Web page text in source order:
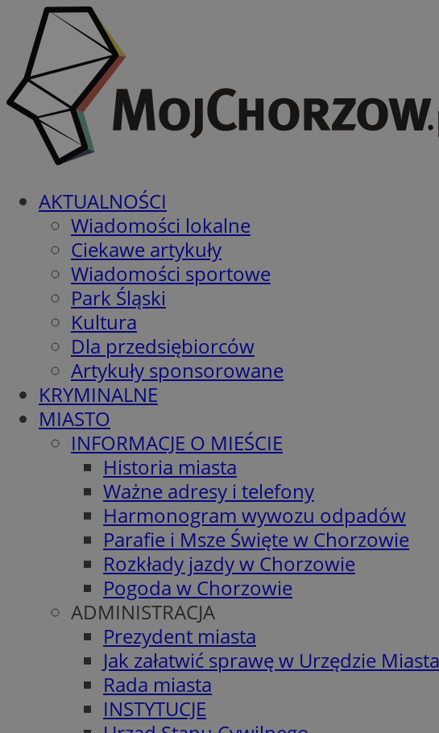
AKTUALNOŚCI
Wiadomości lokalne
Ciekawe artykuły
Wiadomości sportowe
Park Śląski
Kultura
Dla przedsiębiorców
Artykuły sponsorowane
KRYMINALNE
MIASTO
INFORMACJE O MIEŚCIE
Historia miasta
Ważne adresy i telefony
Harmonogram wywozu odpadów
Parafie i Msze Święte w Chorzowie
Rozkłady jazdy w Chorzowie
Pogoda w Chorzowie
ADMINISTRACJA
Prezydent miasta
Jak załatwić sprawę w Urzędzie
Rada miasta
INSTYTUCJE